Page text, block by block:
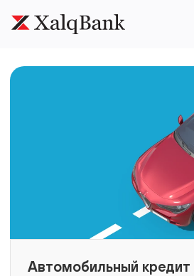
Автомобильный кредит